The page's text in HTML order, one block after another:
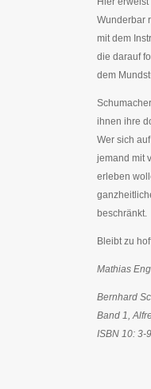
Wunderbar
mit dem
die darauf
dem
ihnen ihre
Wer sich
jemand mit
erleben
beschränkt.
Bleibt zu
Mathias
Bernhard
Band 1,
ISBN 10: 3-